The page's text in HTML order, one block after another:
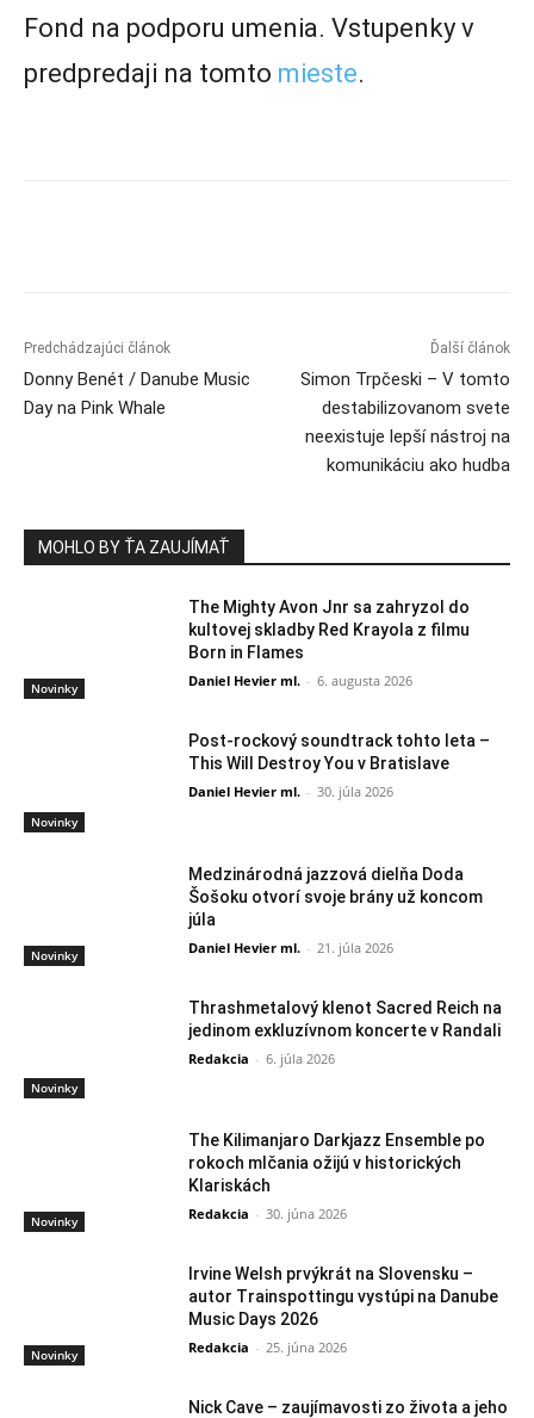
Fond na podporu umenia. Vstupenky v
predpredaji na tomto mieste.
Predchádzajúci článok
Donny Benét / Danube Music
Day na Pink Whale
Ďalší článok
Simon Trpčeski – V tomto
destabilizovanom svete
neexistuje lepší nástroj na
komunikáciu ako hudba
MOHLO BY ŤA ZAUJÍMAŤ
Novinky
The Mighty Avon Jnr sa zahryzol do
kultovej skladby Red Krayola z filmu
Born in Flames
Daniel Hevier ml. - 6. augusta 2026
Novinky
Post-rockový soundtrack tohto leta –
This Will Destroy You v Bratislave
Daniel Hevier ml. - 30. júla 2026
Novinky
Medzinárodná jazzová dielňa Doda
Šošoku otvorí svoje brány už koncom
júla
Daniel Hevier ml. - 21. júla 2026
Novinky
Thrashmetalový klenot Sacred Reich na
jedinom exkluzívnom koncerte v Randali
Redakcia - 6. júla 2026
Novinky
The Kilimanjaro Darkjazz Ensemble po
rokoch mlčania ožijú v historických
Klariskách
Redakcia - 30. júna 2026
Novinky
Irvine Welsh prvýkrát na Slovensku –
autor Trainspottingu vystúpi na Danube
Music Days 2026
Redakcia - 25. júna 2026
Nick Cave – zaujímavosti zo života a jeho